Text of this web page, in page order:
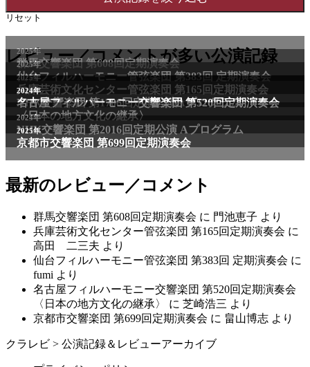
リセット
レビュー／コメントが多い公演記録
最新のレビュー／コメント
群馬交響楽団 第608回定期演奏会 に 門池恵子 より
兵庫芸術文化センター管弦楽団 第165回定期演奏会 に
高田 二三夫 より
仙台フィルハーモニー管弦楽団 第383回 定期演奏会 に
fumi より
名古屋フィルハーモニー交響楽団 第520回定期演奏会
〈日本の地方文化の継承〉
に 芝崎浩三 より
京都市交響楽団 第699回定期演奏会 に 畠山博志 より
クラレビ > 公演記録＆レビューアーカイブ